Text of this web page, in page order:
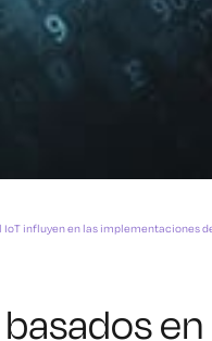
influyen en las implementaciones de